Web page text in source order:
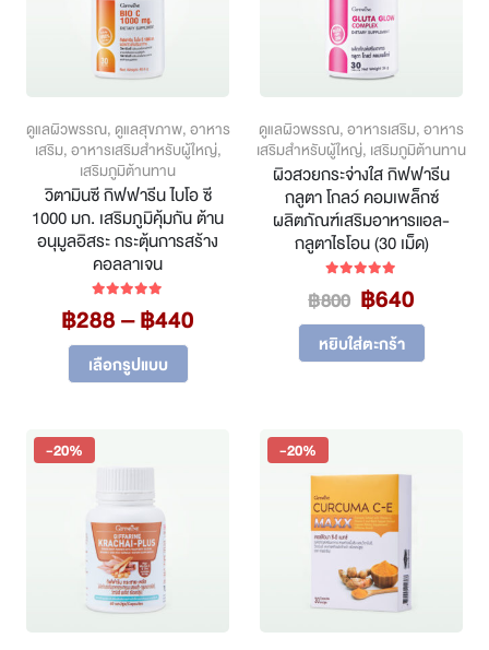
page
ดูแลผิวพรรณ, ดูแลสุขภาพ,อาหาร
เสริม,อาหารเสริมสำหรับผู้ใหญ่,
เสริมภูมิต้านทาน
วิตามินซี กิฟฟารีน ไบโอ ซี
1000 มก. เสริมภูมิคุ้มกัน ต้าน
อนุมูลอิสระ กระตุ้นการสร้าง
คอลลาเจน
฿288–฿440
เลือกรูปแบบ
This
product
ดูแลผิวพรรณ,อาหารเสริม,อาหาร
เสริมสำหรับผู้ใหญ่, เสริมภูมิต้านทาน
ผิวสวยกระจ่างใส กิฟฟารีน
กลูตา โกลว์ คอมเพล็กซ์
ผลิตภัณฑ์เสริมอาหารแอล-
กลูตาไธโอน (30 เม็ด)
฿800 Original
price
was:
฿800.
฿640
price
฿640.
หยิบใส่ตะกร้า
-20% -20%